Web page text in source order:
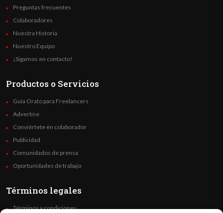
Preguntas frecuentes
Colaboradores
Nuestra Historia
Nuestro Equipo
¡Sigamos en contacto!
Productos o Servicios
Guía Orato para Freelancers
Advertise
Conviértete en colaborador
Publicidad
Comunidados de prensa
Oportunidades de trabajo
Términos legales
Términos y condiciones